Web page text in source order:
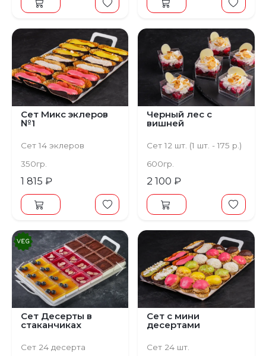
Сет Микс эклеров
№1
Сет 14 эклеров
350гр.
1 815 ₽
Черный лес с
вишней
Сет 12 шт. (1 шт. - 175 р.)
600гр.
2 100 ₽
Предыдущий Следующий
Сет Десерты в
стаканчиках
Сет 24 десерта
Сет с мини
десертами
Сет 24 шт.